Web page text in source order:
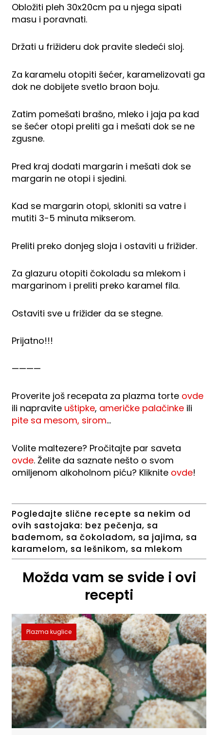
Obložiti pleh 30x20cm pa u njega sipati
masu i poravnati.
Držati u frižideru dok pravite sledeći sloj.
Za karamelu otopiti šećer, karamelizovati ga
dok ne dobijete svetlo braon boju.
Zatim pomešati brašno, mleko i jaja pa kad
se šećer otopi preliti ga i mešati dok se ne
zgusne.
Pred kraj dodati margarin i mešati dok se
margarin ne otopi i sjedini.
Kad se margarin otopi, skloniti sa vatre i
mutiti 3-5 minuta mikserom.
Preliti preko donjeg sloja i ostaviti u frižider.
Za glazuru otopiti čokoladu sa mlekom i
margarinom i preliti preko karamel fila.
Ostaviti sve u frižider da se stegne.
Prijatno!!!
————
Proverite još recepata za plazma torte ovde
ili napravite uštipke, američke palačinke ili
pite sa mesom, sirom…
Volite maltezere? Pročitajte par saveta
ovde. Želite da saznate nešto o svom
omiljenom alkoholnom piću? Kliknite ovde!
Pogledajte slične recepte sa nekim od
ovih sastojaka: bez pečenja, sa
bademom, sa čokoladom, sa jajima, sa
karamelom, sa lešnikom, sa mlekom
Možda vam se svide i ovi
recepti
Plazma kuglice